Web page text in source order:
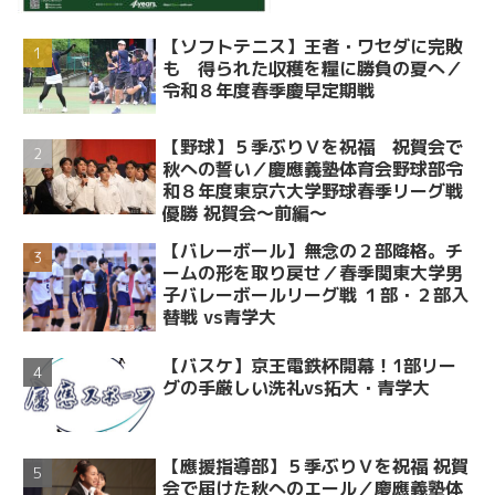
【ソフトテニス】王者・ワセダに完敗
も 得られた収穫を糧に勝負の夏へ／
令和８年度春季慶早定期戦
【野球】５季ぶりＶを祝福 祝賀会で
秋への誓い／慶應義塾体育会野球部令
和８年度東京六大学野球春季リーグ戦
優勝 祝賀会～前編～
【バレーボール】無念の２部降格。チ
ームの形を取り戻せ／春季関東大学男
子バレーボールリーグ戦 １部・２部入
替戦 vs青学大
【バスケ】京王電鉄杯開幕！1部リー
グの手厳しい洗礼vs拓大・青学大
【應援指導部】５季ぶりＶを祝福 祝賀
会で届けた秋へのエール／慶應義塾体